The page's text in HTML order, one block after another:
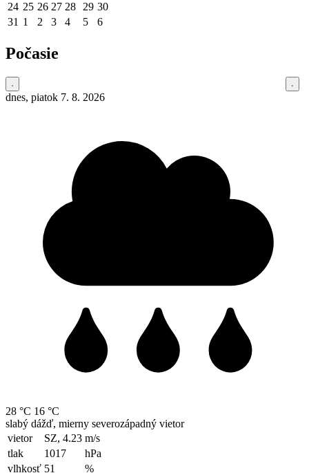
24 25 26 27 28 29 30
31 1 2 3 4 5 6
Počasie
dnes, piatok 7. 8. 2026
28 °C 16 °C
slabý dážď, mierny severozápadný vietor
vietor
SZ, 4.23 m/s
tlak
1017
hPa
vlhkosť 51 %